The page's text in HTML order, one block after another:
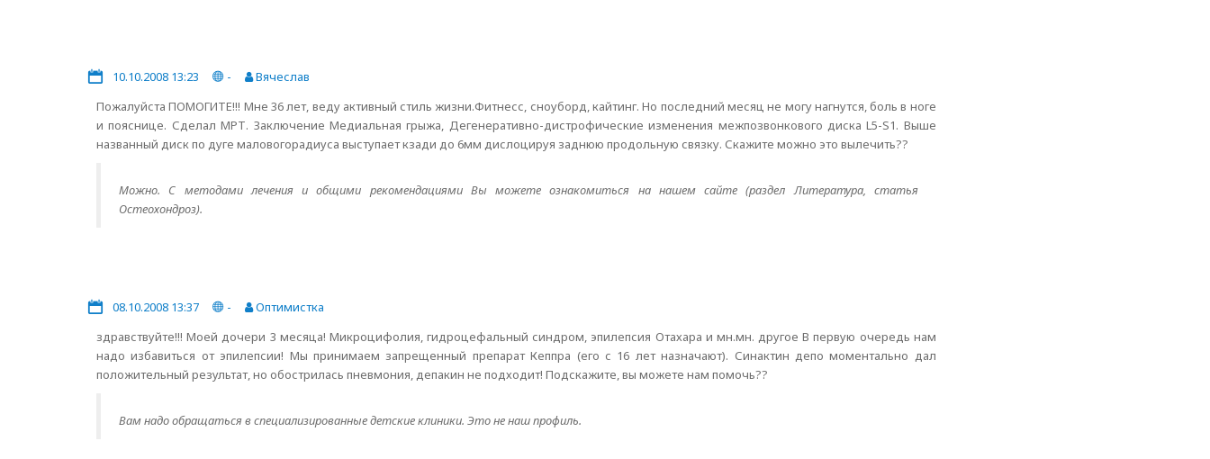
10.10.2008 13:23 -
Вячеслав
Пожалуйста ПОМОГИТЕ!!! Мне 36 лет, веду активный стиль жизни.Фитнесс, сноуборд, кайтинг. Но последний месяц не могу нагнутся, боль в ноге
и пояснице. Сделал МРТ. Заключение Медиальная грыжа, Дегенеративно-дистрофические изменения межпозвонкового диска L5-S1. Выше
названный диск по дуге маловогорадиуса выступает кзади до 6мм дислоцируя заднюю продольную связку. Скажите можно это вылечить??
Можно. С методами лечения и общими рекомендациями Вы можете ознакомиться на нашем сайте (раздел Литература, статья
Остеохондроз).
08.10.2008 13:37 -
Оптимистка
здравствуйте!!! Моей дочери 3 месяца! Микроцифолия, гидроцефальный синдром, эпилепсия Отахара и мн.мн. другое В первую очередь нам
надо избавиться от эпилепсии! Мы принимаем запрещенный препарат Кеппра (его с 16 лет назначают). Синактин депо моментально дал
положительный результат, но обострилась пневмония, депакин не подходит! Подскажите, вы можете нам помочь??
Вам надо обращаться в специализированные детские клиники. Это не наш профиль.